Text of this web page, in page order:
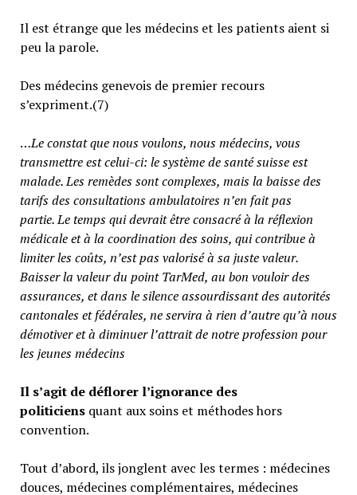
Il est étrange que les médecins et les patients aient si
peu la parole.
Des médecins genevois de premier recours
s’expriment.(7)
…Le constat que nous voulons, nous médecins, vous
transmettre est celui-ci: le système de santé suisse est
malade. Les remèdes sont complexes, mais la baisse des
tarifs des consultations ambulatoires n’en fait pas
partie.Le temps qui devrait être consacré à la réflexion
médicale et à la coordination des soins, qui contribue à
limiter les coûts, n’est pas valorisé à sa juste valeur.
Baisser la valeur du point TarMed, au bon vouloir des
assurances, et dans le silence assourdissant des autorités
cantonales et fédérales, ne servira à rien d’autre qu’à nous
démotiver et à diminuer l’attrait de notre profession pour
les jeunes médecins
Il s’agit de déflorer l’ignorance des
politiciensquant aux soins et méthodes hors
convention.
Tout d’abord, ils jonglent avec les termes : médecines
douces, médecines complémentaires, médecines